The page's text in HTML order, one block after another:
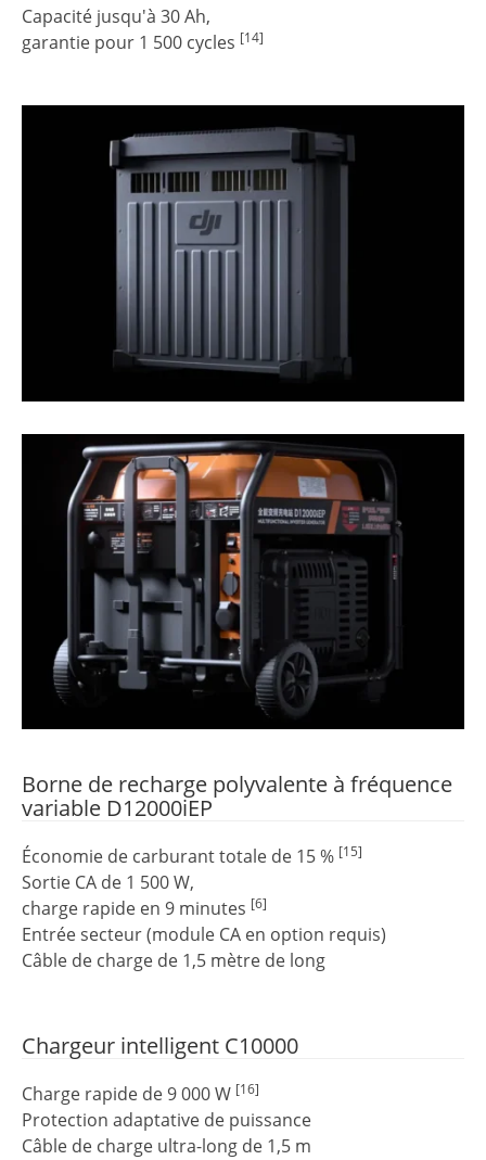
Capacité jusqu'à 30 Ah,
garantie pour 1 500 cycles [14]
Borne de recharge polyvalente à fréquence
variable D12000iEP
Économie de carburant totale de 15 % [15]
Sortie CA de 1 500 W,
charge rapide en 9 minutes [6]
Entrée secteur (module CA en option requis)
Câble de charge de 1,5 mètre de long
Chargeur intelligent C10000
Charge rapide de 9 000 W [16]
Protection adaptative de puissance
Câble de charge ultra-long de 1,5 m